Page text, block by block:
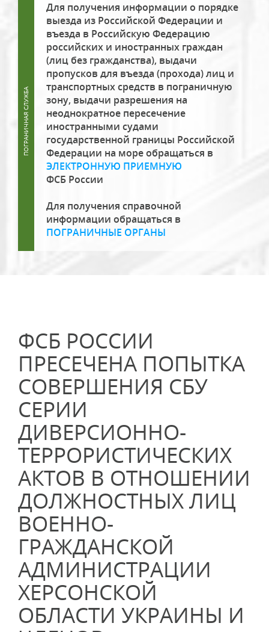
Для получения информации о порядке
выезда из Российской Федерации и
въезда в Российскую Федерацию
российских и иностранных граждан
(лиц без гражданства), выдачи
пропусков для въезда (прохода) лиц и
транспортных средств в пограничную
зону, выдачи разрешения на
неоднократное пересечение
иностранными судами
государственной границы Российской
Федерации на море обращаться в
ЭЛЕКТРОННУЮ ПРИЕМНУЮ
ФСБ России
Для получения справочной
информации обращаться в
ПОГРАНИЧНЫЕ ОРГАНЫ
ФСБ РОССИИ
ПРЕСЕЧЕНА ПОПЫТКА
СОВЕРШЕНИЯ СБУ
СЕРИИ
ДИВЕРСИОННО-
ТЕРРОРИСТИЧЕСКИХ
АКТОВ В ОТНОШЕНИИ
ДОЛЖНОСТНЫХ ЛИЦ
ВОЕННО-
ГРАЖДАНСКОЙ
АДМИНИСТРАЦИИ
ХЕРСОНСКОЙ
ОБЛАСТИ УКРАИНЫ И